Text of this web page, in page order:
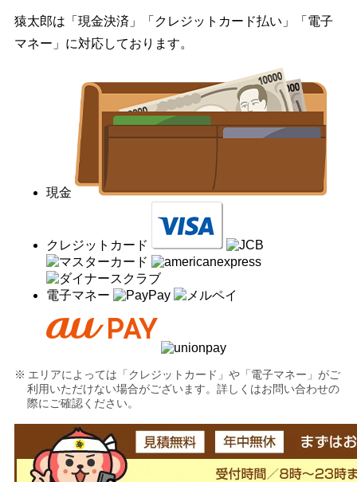
猿太郎は「現金決済」「クレジットカード払い」「電子
マネー」に対応しております。
現金
クレジットカード
電子マネー
エリアによっては「クレジットカード」や「電子マネー」がご
利用いただけない場合がございます。詳しくはお問い合わせの
際にご確認ください。